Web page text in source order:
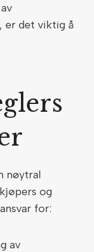
er det viktig å
nøytral
og
for:
av